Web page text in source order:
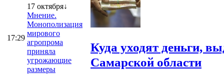
17:29
17 октября↓
Мнение.
Монополизация
мирового
агропрома
приняла
угрожающие
размеры
Куда уходят деньги,
Самарской области